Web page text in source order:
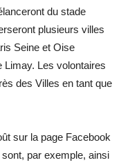
du stade
plusieurs villes
Seine et Oise
Limay. Les volontaires
des Villes en tant que
sur la page Facebook
par exemple, ainsi